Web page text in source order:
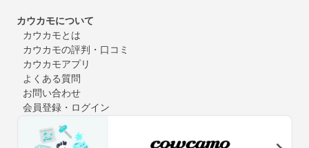
カウカモについて
カウカモとは
カウカモの評判・口コミ
カウカモアプリ
よくある質問
お問い合わせ
会員登録・ログイン